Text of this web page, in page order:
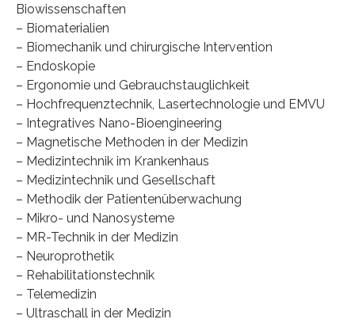
Biowissenschaften
– Biomaterialien
– Biomechanik und chirurgische Intervention
– Endoskopie
– Ergonomie und Gebrauchstauglichkeit
– Hochfrequenztechnik, Lasertechnologie und EMVU
– Integratives Nano-Bioengineering
– Magnetische Methoden in der Medizin
– Medizintechnik im Krankenhaus
– Medizintechnik und Gesellschaft
– Methodik der Patientenüberwachung
– Mikro- und Nanosysteme
– MR-Technik in der Medizin
– Neuroprothetik
– Rehabilitationstechnik
– Telemedizin
– Ultraschall in der Medizin